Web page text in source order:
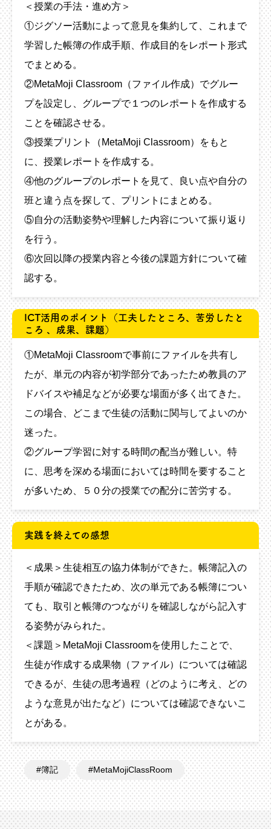
＜授業の手法・進め方＞
①ジグソー活動によって意見を集約して、これまで
学習した帳簿の作成手順、作成目的をレポート形式
でまとめる。
②MetaMoji Classroom（ファイル作成）でグルー
プを設定し、グループで１つのレポートを作成する
ことを確認させる。
③授業プリント（MetaMoji Classroom）をもと
に、授業レポートを作成する。
④他のグループのレポートを見て、良い点や自分の
班と違う点を探して、プリントにまとめる。
⑤自分の活動姿勢や理解した内容について振り返り
を行う。
⑥次回以降の授業内容と今後の課題方針について確
認する。
ICT活用のポイント
（工夫したところ、苦労したと
ころ 、成果、課題）
①MetaMoji Classroomで事前にファイルを共有し
たが、単元の内容が初学部分であったため教員のア
ドバイスや補足などが必要な場面が多く出てきた。
この場合、どこまで生徒の活動に関与してよいのか
迷った。
②グループ学習に対する時間の配当が難しい。特
に、思考を深める場面においては時間を要すること
が多いため、５０分の授業での配分に苦労する。
実践を終えての感想
＜成果＞生徒相互の協力体制ができた。帳簿記入の
手順が確認できたため、次の単元である帳簿につい
ても、取引と帳簿のつながりを確認しながら記入す
る姿勢がみられた。
＜課題＞MetaMoji Classroomを使用したことで、
生徒が作成する成果物（ファイル）については確認
できるが、生徒の思考過程（どのように考え、どの
ような意見が出たなど）については確認できないこ
とがある。
簿記 MetaMojiClassRoom